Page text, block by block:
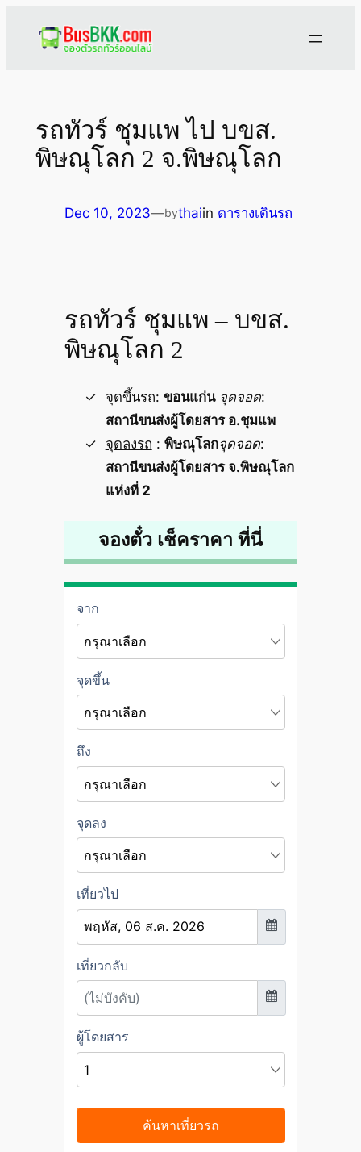
รถทัวร์ ชุมแพ ไป บขส.
พิษณุโลก 2 จ.พิษณุโลก
Dec 10, 2023—bythaiin ตารางเดินรถ
รถทัวร์ ชุมแพ – บขส.
พิษณุโลก 2
จุดขึ้นรถ: ขอนแก่น จุดจอด:
สถานีขนส่งผู้โดยสาร อ.ชุมแพ
จุดลงรถ : พิษณุโลกจุดจอด:
สถานีขนส่งผู้โดยสาร จ.พิษณุโลก
แห่งที่ 2
จองตั๋ว เช็คราคา ที่นี่